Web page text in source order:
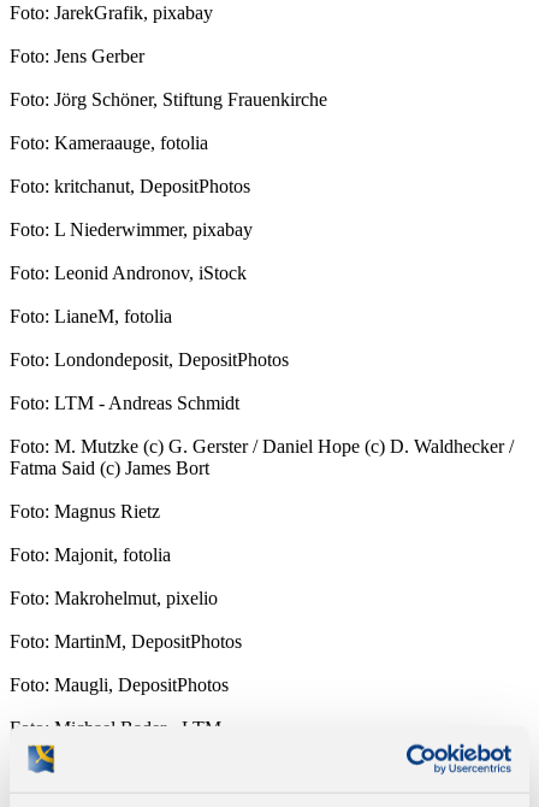
Foto: JarekGrafik, pixabay
Foto: Jens Gerber
Foto: Jörg Schöner, Stiftung Frauenkirche
Foto: Kameraauge, fotolia
Foto: kritchanut, DepositPhotos
Foto: L Niederwimmer, pixabay
Foto: Leonid Andronov, iStock
Foto: LianeM, fotolia
Foto: Londondeposit, DepositPhotos
Foto: LTM - Andreas Schmidt
Foto: M. Mutzke (c) G. Gerster / Daniel Hope (c) D. Waldhecker /
Fatma Said (c) James Bort
Foto: Magnus Rietz
Foto: Majonit, fotolia
Foto: Makrohelmut, pixelio
Foto: MartinM, DepositPhotos
Foto: Maugli, DepositPhotos
Foto: Michael Bader - LTM
Foto: Michael Vogl